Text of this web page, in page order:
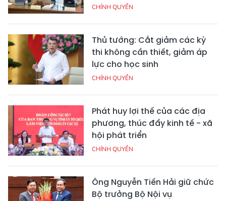
CHÍNH QUYỀN
Thủ tướng: Cắt giảm các kỳ
thi không cần thiết, giảm áp
lực cho học sinh
CHÍNH QUYỀN
Phát huy lợi thế của các địa
phương, thúc đẩy kinh tế - xã
hội phát triển
CHÍNH QUYỀN
Ông Nguyễn Tiến Hải giữ chức
Bộ trưởng Bộ Nội vụ